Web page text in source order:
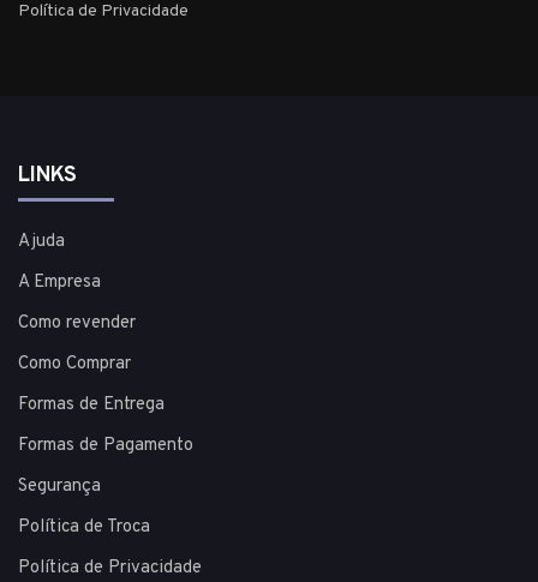
Política de Privacidade
LINKS
Ajuda
A Empresa
Como revender
Como Comprar
Formas de Entrega
Formas de Pagamento
Segurança
Política de Troca
Política de Privacidade